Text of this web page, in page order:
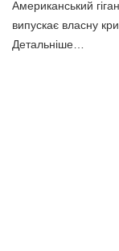
Американський
випускає власну
Детальніше…